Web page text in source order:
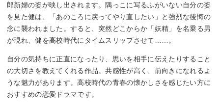
郎新婦の姿が映し出されます。隅っこに写るふがいない自分の姿
を見た健は、「あのころに戻ってやり直したい」と強烈な後悔の
念に襲われました。すると、突然どこからか「妖精」を名乗る男
が現れ、健を高校時代にタイムスリップさせて……。
自分の気持ちに正直になったり、思いを相手に伝えたりすること
の大切さを教えてくれる作品。共感性が高く、前向きになれるよ
うな魅力があります。高校時代の青春の懐かしさを感じたい方に
おすすめの恋愛ドラマです。